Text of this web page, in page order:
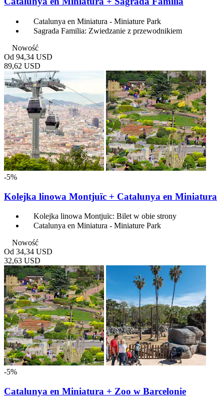
Catalunya en Miniatura - Miniature Park
Sagrada Familia: Zwiedzanie z przewodnikiem
Nowość
Od 94,34 USD
89,62 USD
-5%
Kolejka linowa Montjuïc + Catalunya en Miniatura
Kolejka linowa Montjuïc: Bilet w obie strony
Catalunya en Miniatura - Miniature Park
Nowość
Od 34,34 USD
32,63 USD
-5%
Catalunya en Miniatura + Zoo w Barcelonie